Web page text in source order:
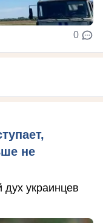
0
не
дух украинцев